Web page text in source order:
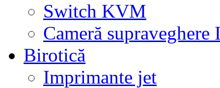
Switch KVM
Cameră supraveghere
Birotică
Imprimante jet